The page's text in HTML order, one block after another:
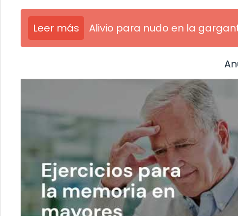
Leer más Alivio para nudo en la